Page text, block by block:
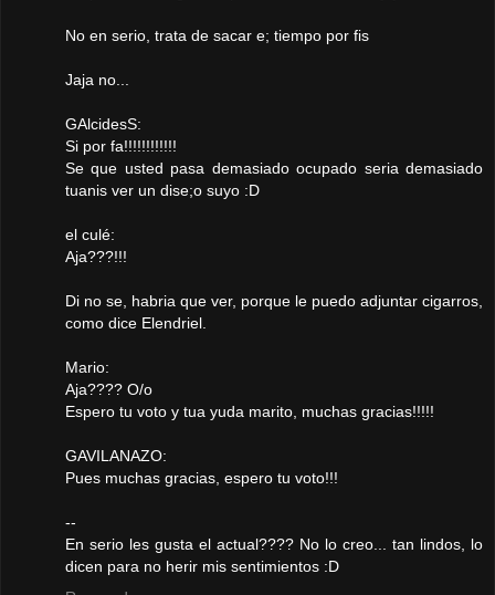
No en serio, trata de sacar e; tiempo por fis
Jaja no...
GAlcidesS:
Si por fa!!!!!!!!!!!!
Se que usted pasa demasiado ocupado seria demasiado
tuanis ver un dise;o suyo :D
el culé:
Aja???!!!
Di no se, habria que ver, porque le puedo adjuntar cigarros,
como dice Elendriel.
Mario:
Aja???? O/o
Espero tu voto y tua yuda marito, muchas gracias!!!!!
GAVILANAZO:
Pues muchas gracias, espero tu voto!!!
--
En serio les gusta el actual???? No lo creo... tan lindos, lo
dicen para no herir mis sentimientos :D